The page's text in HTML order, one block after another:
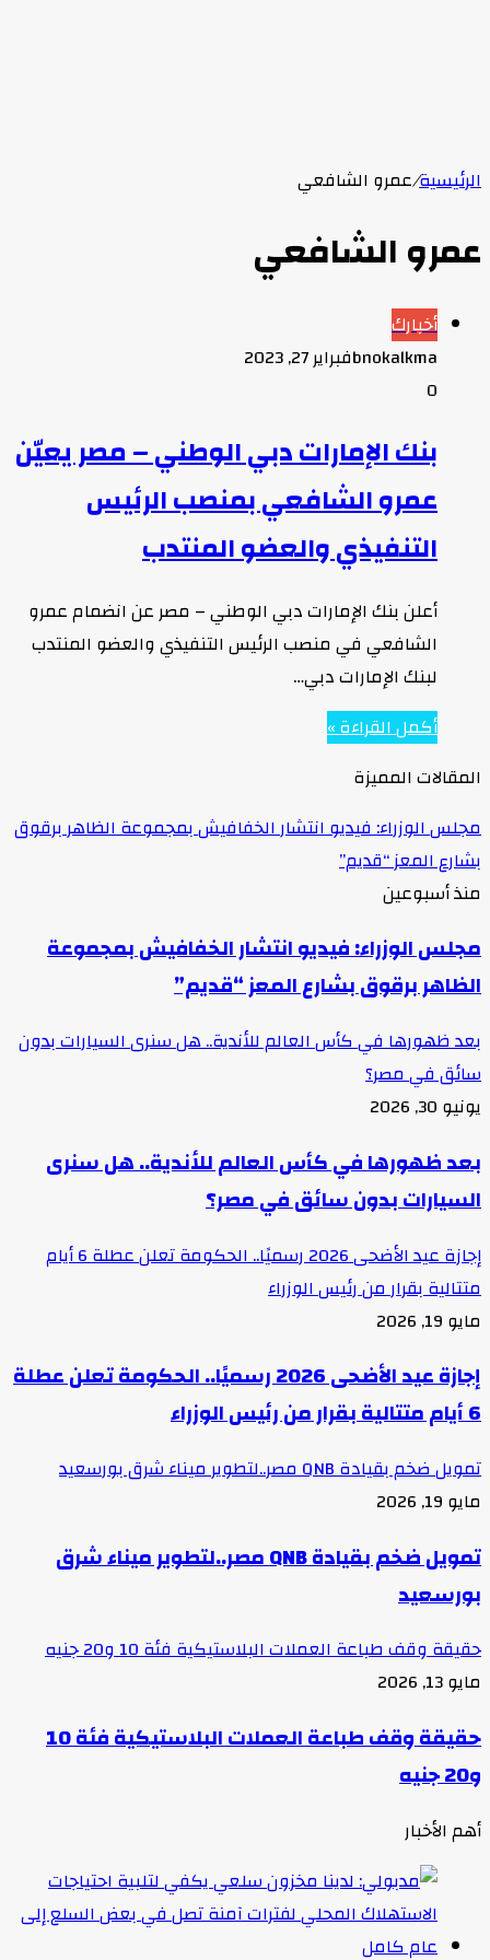
الرئيسية/عمرو الشافعي
عمرو الشافعي
أخبارك
bnokalkmaفبراير 27, 2023
0
بنك الإمارات دبي الوطني – مصر يعيّن
عمرو الشافعي بمنصب الرئيس
التنفيذي والعضو المنتدب
أعلن بنك الإمارات دبي الوطني – مصر عن انضمام عمرو
الشافعي في منصب الرئيس التنفيذي والعضو المنتدب
لبنك الإمارات دبي…
أكمل القراءة »
المقالات المميزة
مجلس الوزراء: فيديو انتشار الخفافيش بمجموعة الظاهر برقوق
بشارع المعز “قديم”
منذ أسبوعين
مجلس الوزراء: فيديو انتشار الخفافيش بمجموعة
الظاهر برقوق بشارع المعز “قديم”
بعد ظهورها في كأس العالم للأندية.. هل سنرى السيارات بدون
سائق في مصر؟
يونيو 30, 2026
بعد ظهورها في كأس العالم للأندية.. هل سنرى
السيارات بدون سائق في مصر؟
إجازة عيد الأضحى 2026 رسميًا.. الحكومة تعلن عطلة 6 أيام
متتالية بقرار من رئيس الوزراء
مايو 19, 2026
إجازة عيد الأضحى 2026 رسميًا.. الحكومة تعلن عطلة
6 أيام متتالية بقرار من رئيس الوزراء
تمويل ضخم بقيادة QNB مصر..لتطوير ميناء شرق بورسعيد
مايو 19, 2026
تمويل ضخم بقيادة QNB مصر..لتطوير ميناء شرق
بورسعيد
حقيقة وقف طباعة العملات البلاستيكية فئة 10 و20 جنيه
مايو 13, 2026
حقيقة وقف طباعة العملات البلاستيكية فئة 10
و20 جنيه
أهم الأخبار